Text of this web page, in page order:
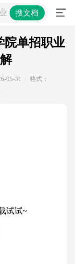
学院单招职业适
搜文档
院单招职业
05-31
格式：
试试~